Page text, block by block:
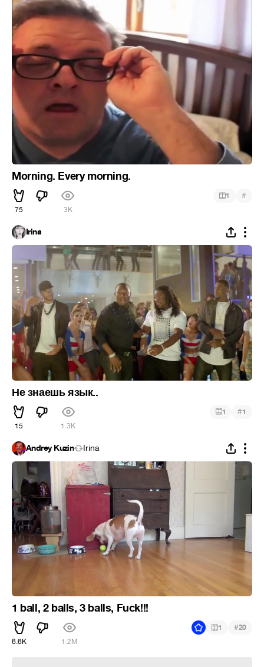
Morning. Every morning.
75 3K
1 #
Irina
Не знаешь язык..
15 1.3K
1 #1
Andrey Kuzin Irina
1 ball, 2 balls, 3 balls, Fuck!!!
6.6K 1.2M
1 #20